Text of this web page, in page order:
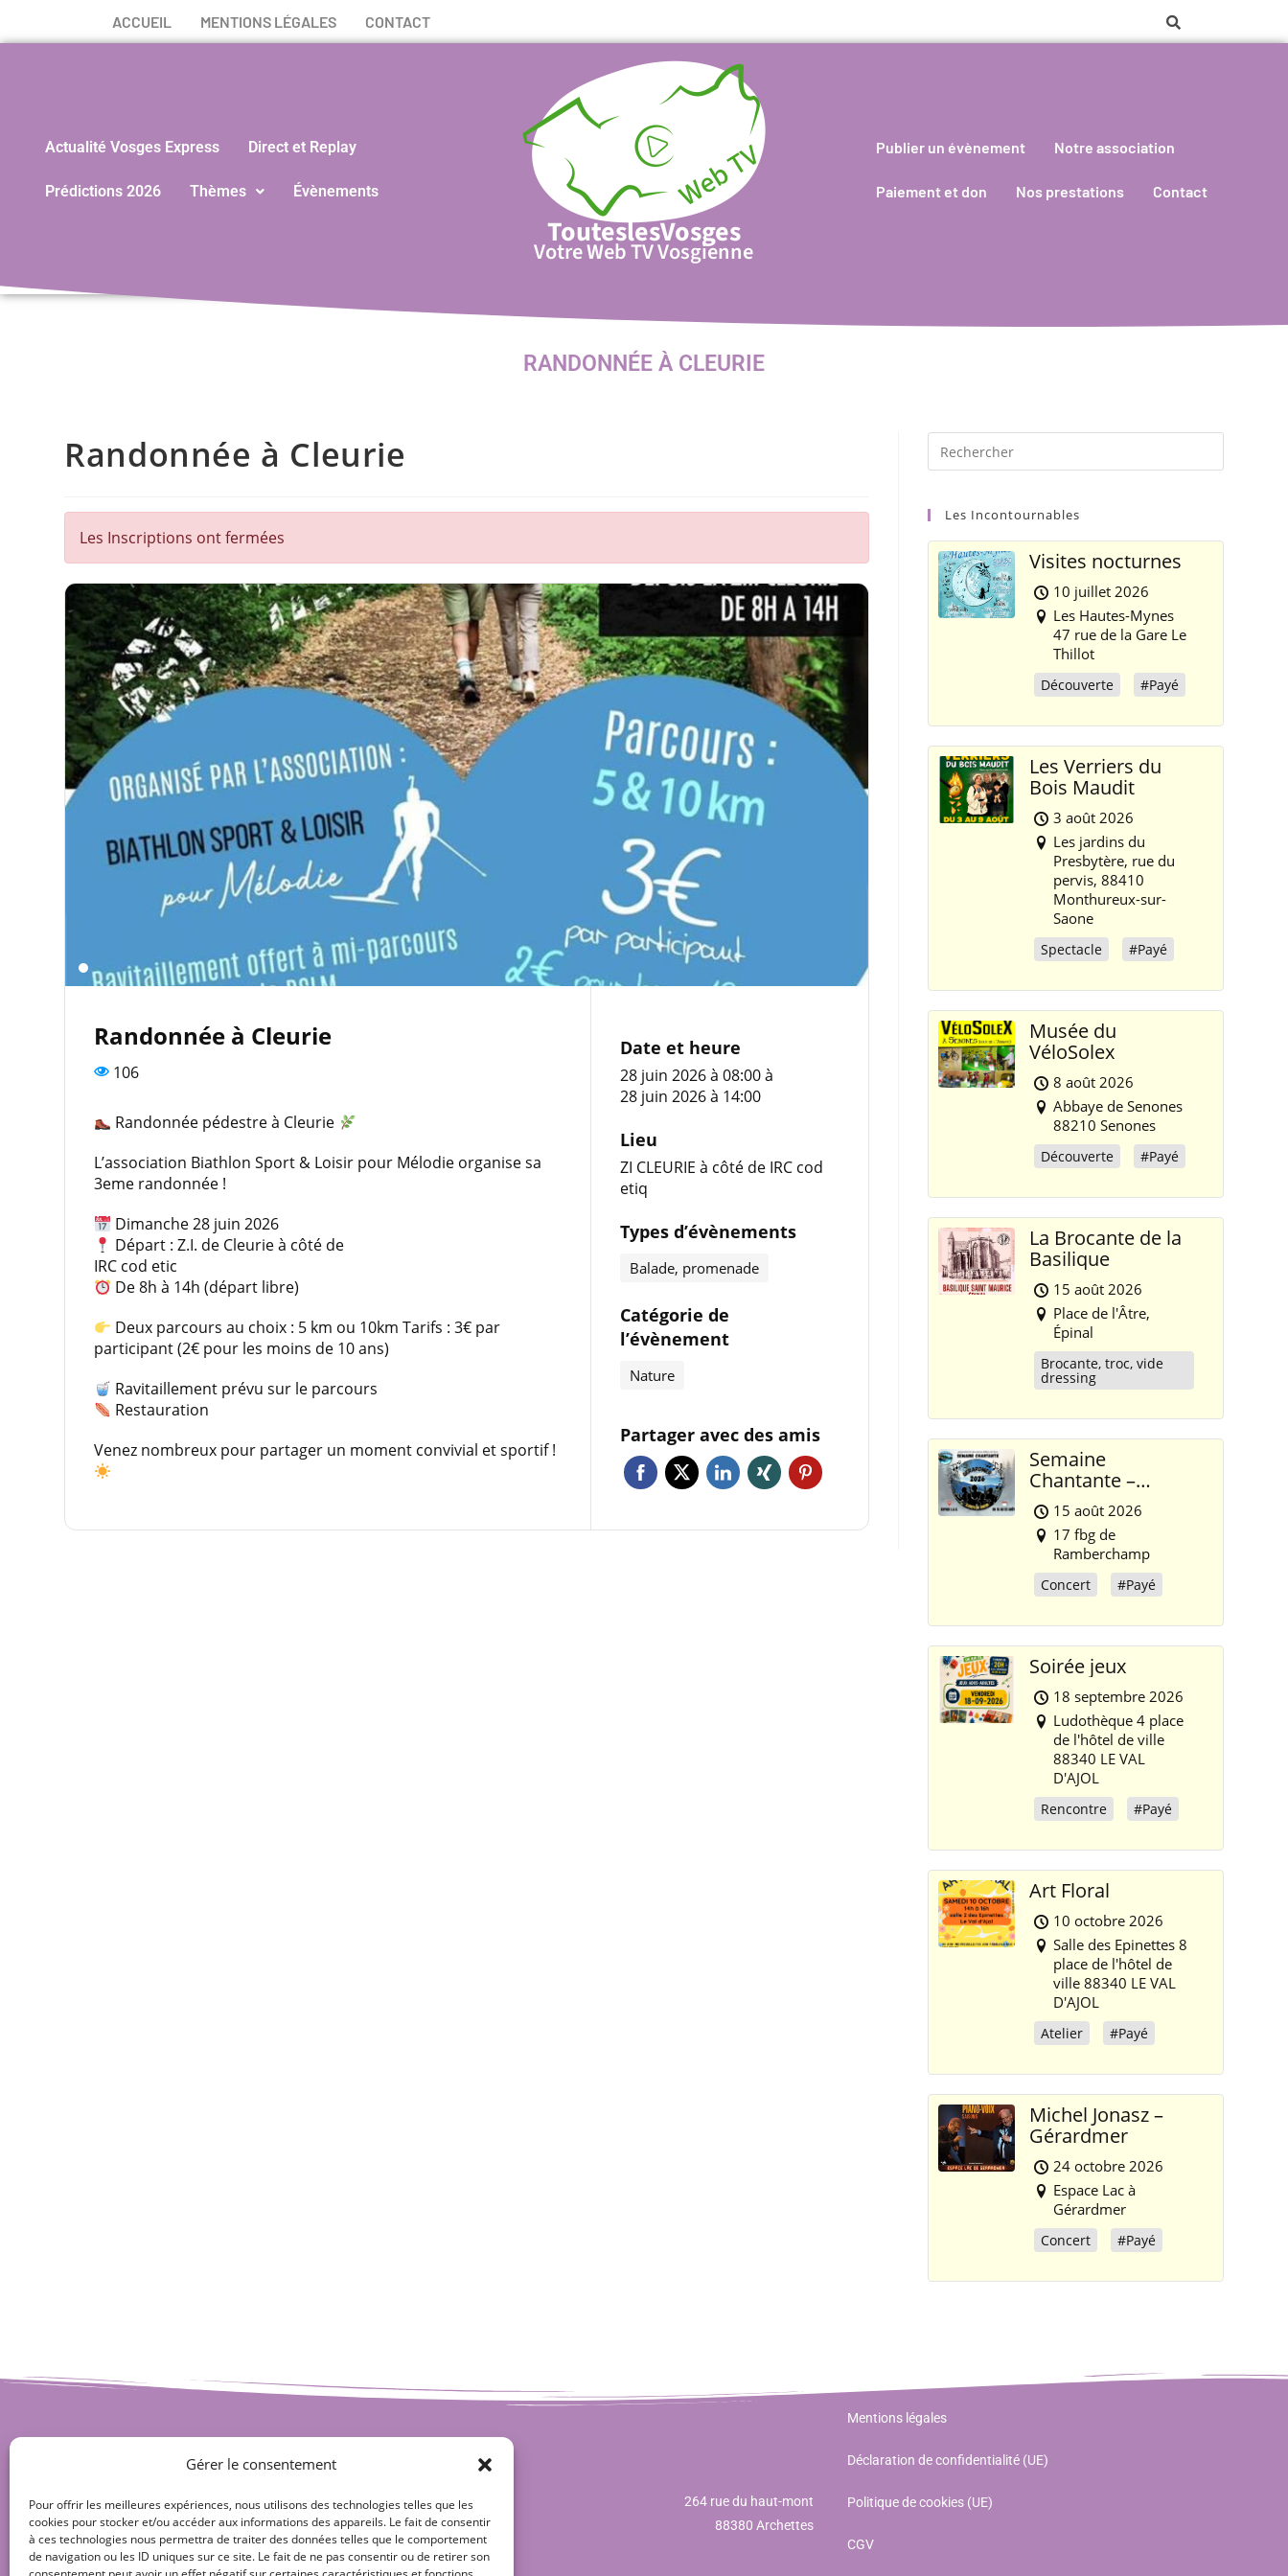
Gérer le consentement
Pour offrir les meilleures expériences, nous utilisons des technologies telles que les
cookies pour stocker et/ou accéder aux informations des appareils. Le fait de consentir
à ces technologies nous permettra de traiter des données telles que le comportement
de navigation ou les ID uniques sur ce site. Le fait de ne pas consentir ou de retirer son
ACCUEIL MENTIONS LÉGALES CONTACT
Actualité Vosges Express Direct et Replay
Prédictions 2026 Thèmes Évènements
TouteslesVosges
Votre Web TV Vosgienne
Publier un évènement Notre association
Paiement et don Nos prestations Contact
RANDONNÉE À CLEURIE
Randonnée à Cleurie
Les Inscriptions ont fermées
Randonnée à Cleurie
106
Randonnée pédestre à Cleurie
L’association Biathlon Sport & Loisir pour Mélodie organise sa
3eme randonnée !
Dimanche 28 juin 2026
Départ : Z.I. de Cleurie à côté de
IRC cod etic
De 8h à 14h (départ libre)
Deux parcours au choix : 5 km ou 10km Tarifs : 3€ par
participant (2€ pour les moins de 10 ans)
Ravitaillement prévu sur le parcours
Restauration
Venez nombreux pour partager un moment convivial et sportif !
Date et heure
28 juin 2026 à 08:00à
28 juin 2026 à 14:00
Lieu
ZI CLEURIE à côté de IRC cod
etiq
Types d’évènements
Balade, promenade
Catégorie de
l’évènement
Nature
Partager avec des amis
Les Incontournables
Visites nocturnes
10 juillet 2026
Les Hautes-Mynes
47 rue de la Gare Le
Thillot
Découverte #Payé
Les Verriers du
Bois Maudit
3 août 2026
Les jardins du
Presbytère, rue du
pervis, 88410
Monthureux-sur-
Saone
Spectacle #Payé
Musée du
VéloSolex
8 août 2026
Abbaye de Senones
88210 Senones
Découverte #Payé
La Brocante de la
Basilique
15 août 2026
Place de l'Âtre,
Épinal
Brocante, troc, vide
dressing
Semaine
Chantante –
Gérardmer 2026
15 août 2026
17 fbg de
Ramberchamp
Concert #Payé
Soirée jeux
18 septembre 2026
Ludothèque 4 place
de l'hôtel de ville
88340 LE VAL
D'AJOL
Rencontre #Payé
Art Floral
10 octobre 2026
Salle des Epinettes 8
place de l'hôtel de
ville 88340 LE VAL
D'AJOL
Atelier #Payé
Michel Jonasz –
Gérardmer
24 octobre 2026
Espace Lac à
Gérardmer
Concert #Payé
264 rue du haut-mont
88380 Archettes
Mentions légales
Déclaration de confidentialité (UE)
Politique de cookies (UE)
CGV